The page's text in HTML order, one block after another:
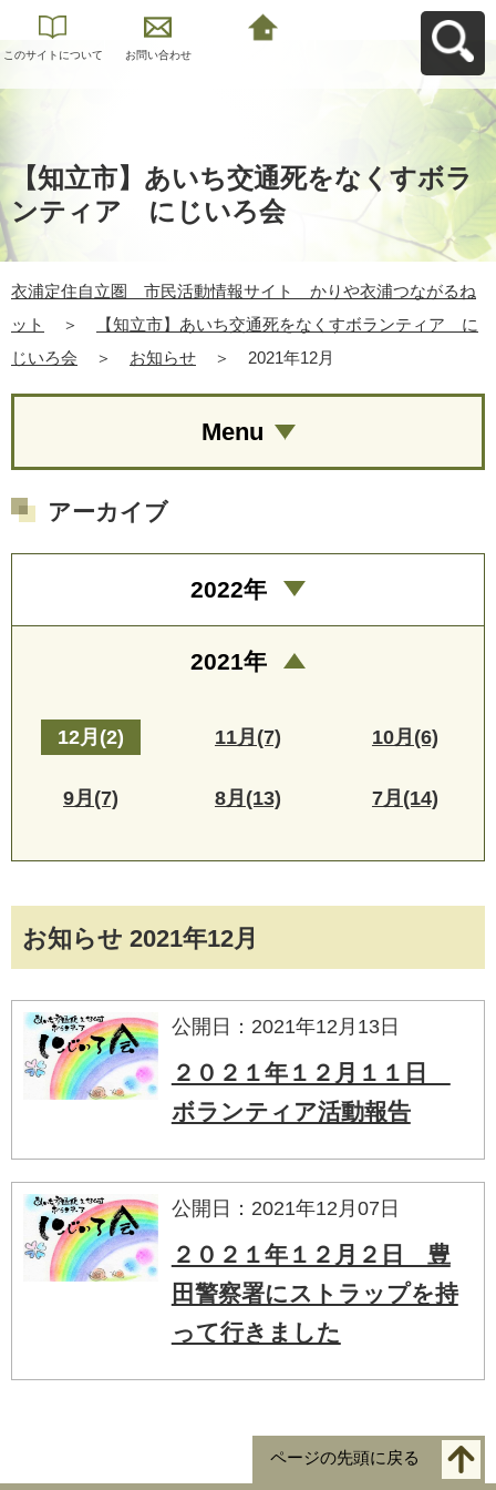
このサイトについて お問い合わせ
【知立市】あいち交通死をなくすボラ
ンティア にじいろ会
衣浦定住自立圏 市民活動情報サイト かりや衣浦つながるね
ット
＞
【知立市】あいち交通死をなくすボランティア に
じいろ会
＞ お知らせ ＞ 2021年12月
お知らせ 2021年12月
公開日：2021年12月13日
２０２１年１２月１１日
ボランティア活動報告
公開日：2021年12月07日
２０２１年１２月２日 豊
田警察署にストラップを持
って行きました
Menu
アーカイブ
2022年
2021年
12月(2) 11月(7) 10月(6)
9月(7) 8月(13) 7月(14)
ページの先頭に戻る